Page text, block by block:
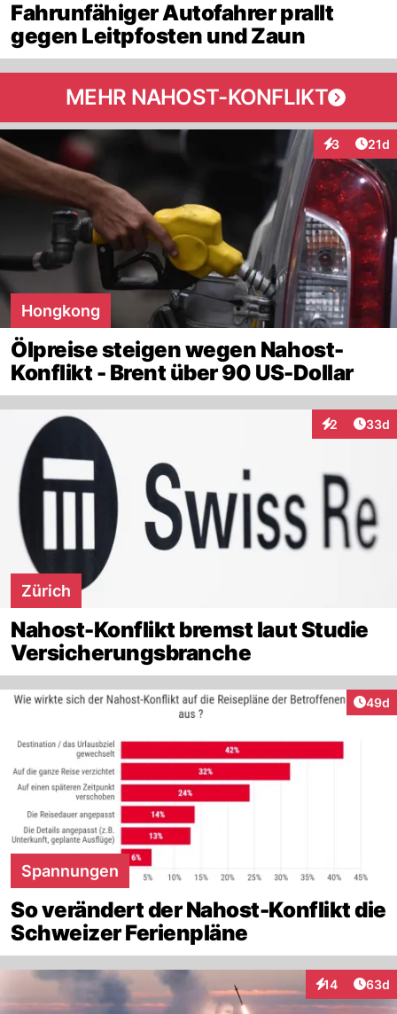
Fahrunfähiger Autofahrer prallt
gegen Leitpfosten und Zaun
MEHR NAHOST-KONFLIKT
3
Interaktionen
21d
Hongkong
Ölpreise steigen wegen Nahost-
Konflikt - Brent über 90 US-Dollar
2
Interaktionen
33d
Zürich
Nahost-Konflikt bremst laut Studie
Versicherungsbranche
49d
Spannungen
So verändert der Nahost-Konflikt die
Schweizer Ferienpläne
14
Interaktionen
63d